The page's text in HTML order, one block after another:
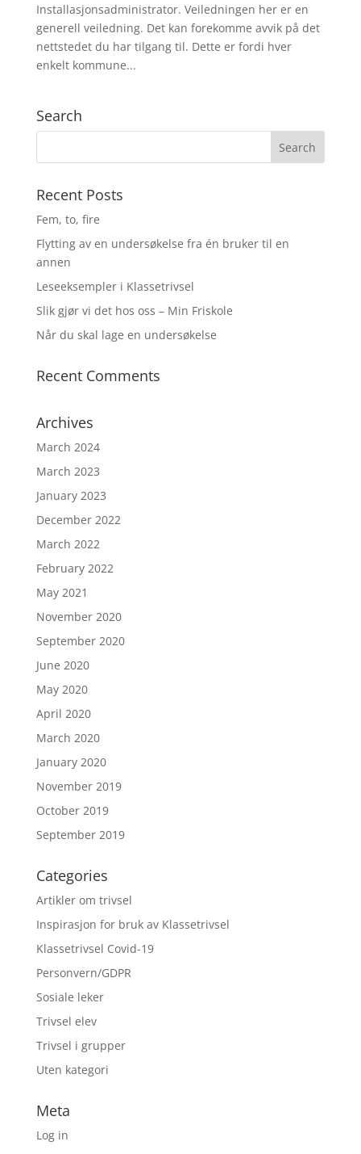
Installasjonsadministrator. Veiledningen her er en
generell veiledning. Det kan forekomme avvik på det
nettstedet du har tilgang til. Dette er fordi hver
enkelt kommune...
Search
Recent Posts
Fem, to, fire
Flytting av en undersøkelse fra én bruker til en
annen
Leseeksempler i Klassetrivsel
Slik gjør vi det hos oss – Min Friskole
Når du skal lage en undersøkelse
Recent Comments
Archives
March 2024
March 2023
January 2023
December 2022
March 2022
February 2022
May 2021
November 2020
September 2020
June 2020
May 2020
April 2020
March 2020
January 2020
November 2019
October 2019
September 2019
Categories
Artikler om trivsel
Inspirasjon for bruk av Klassetrivsel
Klassetrivsel Covid-19
Personvern/GDPR
Sosiale leker
Trivsel elev
Trivsel i grupper
Uten kategori
Meta
Log in